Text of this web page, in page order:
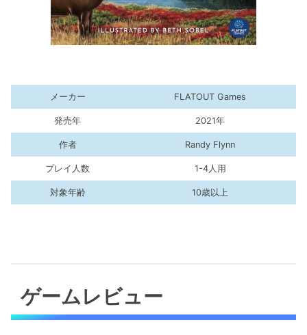
メーカー FLATOUT Games
発売年 2021年
作者 Randy Flynn
プレイ人数 1-4人用
対象年齢 10歳以上
ゲームレビュー